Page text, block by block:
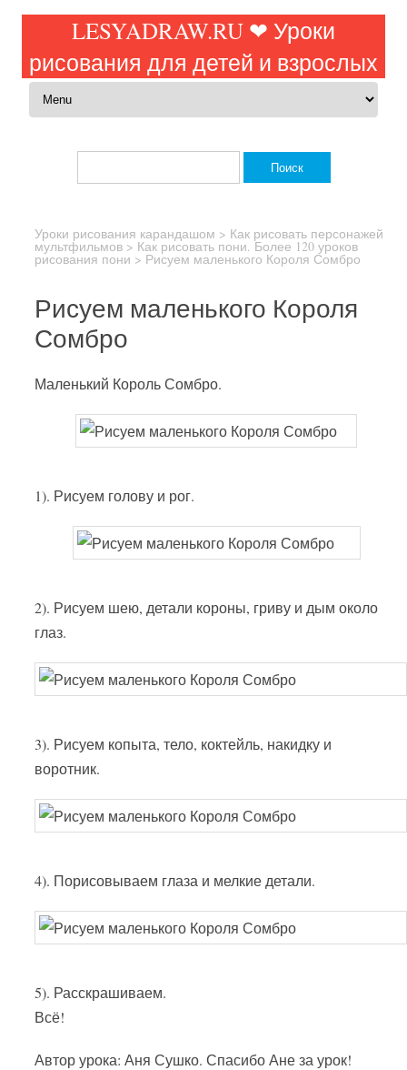
LESYADRAW.RU ❤ Уроки
рисования для детей и взрослых
Перейти к содержимому
Уроки рисования карандашом > Как рисовать персонажей
мультфильмов > Как рисовать пони. Более 120 уроков
рисования пони > Рисуем маленького Короля Сомбро
Рисуем маленького Короля
Сомбро
Маленький Король Сомбро.
1). Рисуем голову и рог.
2). Рисуем шею, детали короны, гриву и дым около
глаз.
3). Рисуем копыта, тело, коктейль, накидку и
воротник.
4). Порисовываем глаза и мелкие детали.
5). Расскрашиваем.
Всё!
Автор урока: Аня Сушко. Спасибо Ане за урок!